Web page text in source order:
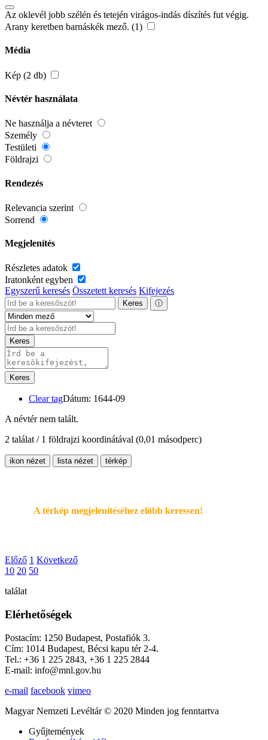
Az oklevél jobb szélén és tetején virágos-indás díszítés fut végig.
Arany keretben barnáskék mező. (1)
Média
Kép (2 db)
Névtér használata
Ne használja a névteret
Személy
Testületi
Földrajzi
Rendezés
Relevancia szerint
Sorrend
Megjelenítés
Részletes adatok
Iratonként egyben
Egyszerű keresés Összetett keresés Kifejezés
Keres ⓘ
Keres
Keres
Clear tagDátum: 1644-09
A névtér nem talált.
2 találat / 1 földrajzi koordinátával (0,01 másodperc)
ikon nézet lista nézet térkép
A térkép megjelenítéséhez elöbb keressen!
Előző 1 Következő
10 20 50
találat
Elérhetőségek
Postacím: 1250 Budapest, Postafiók 3.
Cím: 1014 Budapest, Bécsi kapu tér 2-4.
Tel.: +36 1 225 2843, +36 1 225 2844
E-mail: info@mnl.gov.hu
e-mail facebook vimeo
Magyar Nemzeti Levéltár © 2020 Minden jog fenntartva
Gyűjtemények